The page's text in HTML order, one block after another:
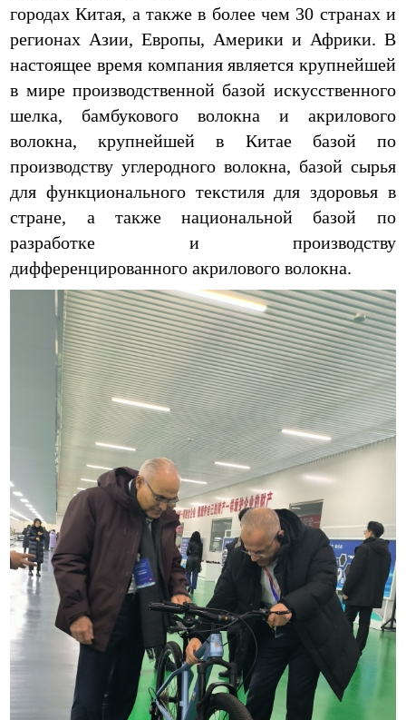
городах Китая, а также в более чем 30 странах и
регионах Азии, Европы, Америки и Африки. В
настоящее время компания является крупнейшей
в мире производственной базой искусственного
шелка, бамбукового волокна и акрилового
волокна, крупнейшей в Китае базой по
производству углеродного волокна, базой сырья
для функционального текстиля для здоровья в
стране, а также национальной базой по
разработке и производству
дифференцированного акрилового волокна.